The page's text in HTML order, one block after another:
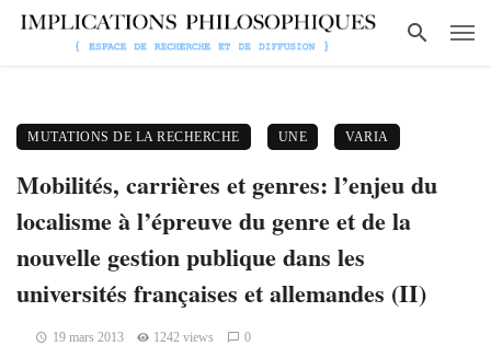
MUTATIONS DE LA RECHERCHE UNE VARIA
Mobilités, carrières et genres: l’enjeu du
localisme à l’épreuve du genre et de la
nouvelle gestion publique dans les
universités françaises et allemandes (II)
19 mars 2013 1242 views 0